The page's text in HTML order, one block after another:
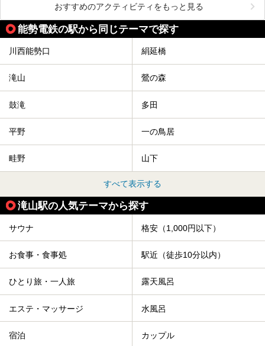
おすすめのアクティビティをもっと見る
能勢電鉄の駅から同じテーマで探す
川西能勢口 絹延橋
滝山 鶯の森
鼓滝 多田
平野 一の鳥居
畦野 山下
すべて表示する
滝山駅の人気テーマから探す
サウナ 格安（1,000円以下）
お食事・食事処 駅近（徒歩10分以内）
ひとり旅・一人旅 露天風呂
エステ・マッサージ 水風呂
宿泊 カップル